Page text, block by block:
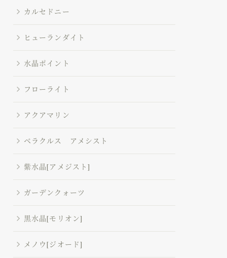
カルセドニー
ヒューランダイト
水晶ポイント
フローライト
アクアマリン
ベラクルス アメシスト
紫水晶[アメジスト]
ガーデンクォーツ
黒水晶[モリオン]
メノウ[ジオード]